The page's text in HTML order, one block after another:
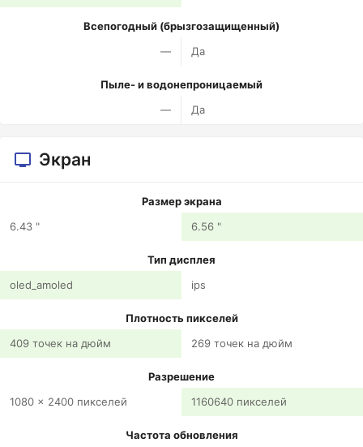
Всепогодный (брызгозащищенный)
—
Да
Пыле- и водонепроницаемый
—
Да
Экран
Размер экрана
6.43 "
6.56 "
Тип дисплея
oled_amoled
ips
Плотность пикселей
409 точек на дюйм
269 точек на дюйм
Разрешение
1080 x 2400 пикселей
1160640 пикселей
Частота обновления